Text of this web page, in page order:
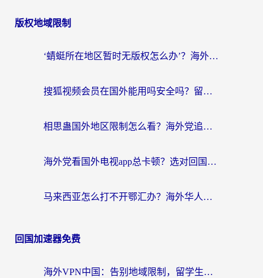
版权地域限制
‘蜻蜓所在地区暂时无版权怎么办’？海外党看国内内容、办国内事的实用指南
搜狐视频会员在国外能用吗安全吗？留学生亲测有效的回国观影解决方案
相思蛊国外地区限制怎么看？海外党追剧听歌的终极解决方案
海外党看国外电视app总卡顿？选对回国加速器，追剧购物两不误
马来西亚怎么打不开鄂汇办？海外华人必备的回国加速指南，解决追剧、办事、阅读难题
回国加速器免费
海外VPN中国：告别地域限制，留学生与华人如何轻松刷国内剧、玩国服？